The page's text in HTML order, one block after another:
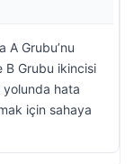
A Grubu’nu
B Grubu ikincisi
yolunda hata
için sahaya